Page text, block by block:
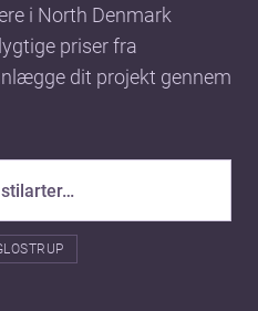
i North Denmark
priser fra
dit projekt gennem